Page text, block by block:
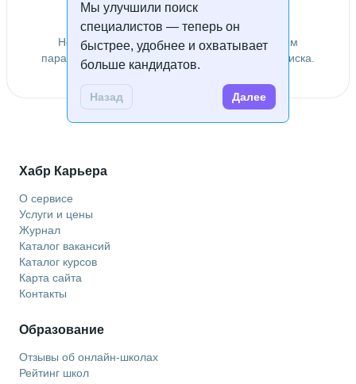
Мы улучшили поиск
специалистов — теперь он
быстрее, удобнее и охватывает
больше кандидатов.
Назад Далее
Специалисты не найдены
Не удалось найти специалистов по заданным
параметрам. Попробуйте изменить условия поиска.
Хабр Карьера
О сервисе
Услуги и цены
Журнал
Каталог вакансий
Каталог курсов
Карта сайта
Контакты
Образование
Отзывы об онлайн-школах
Рейтинг школ